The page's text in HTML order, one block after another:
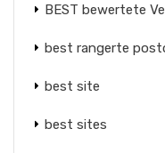
BEST bewertete
best rangerte
best site
best sites